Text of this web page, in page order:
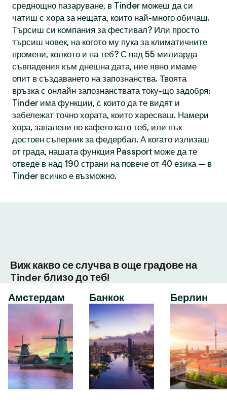
среднощно пазаруване, в Tinder можеш да си
чатиш с хора за нещата, които най-много обичаш.
Търсиш си компания за фестивал? Или просто
търсиш човек, на когото му пука за климатичните
промени, колкото и на теб? С над 55 милиарда
съвпадения към днешна дата, ние явно имаме
опит в създаването на запознанства. Твоята
връзка с онлайн запознанствата току-що задобря:
Tinder има функции, с които да те видят и
забележат точно хората, които харесваш. Намери
хора, запалени по кафето като теб, или пък
достоен съперник за федербал. А когато излизаш
от града, нашата функция Passport може да те
отведе в над 190 страни на повече от 40 езика — в
Tinder всичко е възможно.
Виж какво се случва в още градове на
Tinder близо до теб!
Амстердам
Банкок Берлин